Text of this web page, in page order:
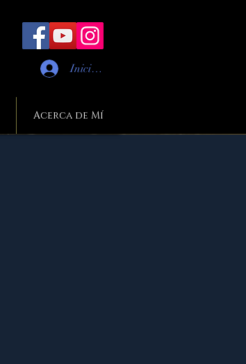
Acerca de Mí
Iniciar sesión